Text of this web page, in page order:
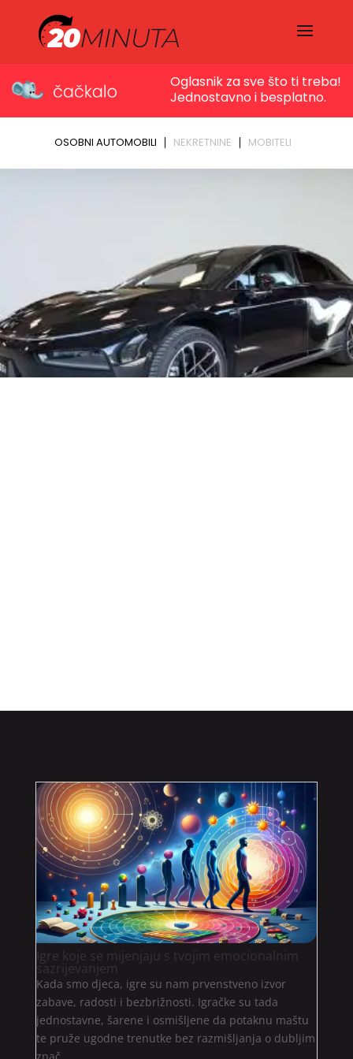
Igre koje se mijenjaju s tvojim emocionalnim
sazrijevanjem
Kada smo djeca, igre su nam prvenstveno izvor
zabave, radosti i bezbrižnosti. Igračke su tada
jednostavne, šarene i osmišljene da potaknu maštu
te pruže ugodne trenutke bez razmišljanja o dubljim
znač